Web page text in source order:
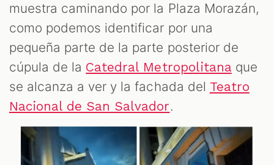
muestra caminando por la Plaza Morazán,
como podemos identificar por una
pequeña parte de la parte posterior de
cúpula de la Catedral Metropolitanaque
se alcanza a ver y la fachada del Teatro
Nacional de San Salvador.